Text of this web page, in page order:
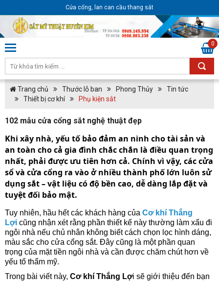
Cửa cổng, lan can cầu thang sắt
0
Trang chủ Thước lỗ ban Phong Thủy
Tin tức
Thiết bị cơ khí
Phụ kiện sắt
102 mẫu cửa cổng sắt nghệ thuật đẹp
Khi xây nhà, yếu tố bảo đảm an ninh cho tài sản và
an toàn cho cả gia đình chắc chắn là điều quan trọng
nhất, phải được ưu tiên hơn cả. Chính vì vậy, các cửa
sổ và cửa cổng ra vào ở nhiều thành phố lớn luôn sử
dụng sắt – vật liệu có độ bền cao, dễ dàng lắp đặt và
tuyệt đối bảo mật.
Tuy nhiên, hầu hết các khách hàng của Cơ khí Thắng
Lợi cũng nhận xét rằng phần thiết kế này thường làm xấu đi
ngôi nhà nếu chủ nhân không biết cách chọn lọc hình dáng,
màu sắc cho cửa cổng sắt. Đây cũng là một phần quan
trọng của mặt tiền ngôi nhà và cần được chăm chút hơn về
yếu tố thẩm mỹ.
Trong bài viết này, Cơ khí Thắng Lợi sẽ giới thiệu đến bạn